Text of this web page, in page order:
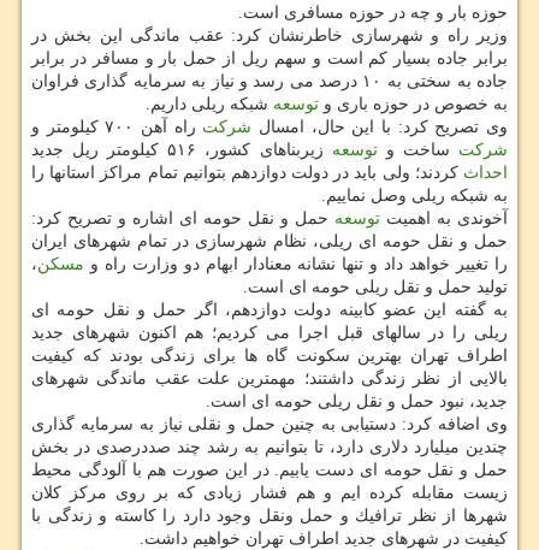
حوزه بار و چه در حوزه مسافری است.
وزیر راه و شهرسازی خاطرنشان كرد: عقب ماندگی این بخش در
برابر جاده بسیار كم است و سهم ریل از حمل بار و مسافر در برابر
جاده به سختی به ۱۰ درصد می رسد و نیاز به سرمایه گذاری فراوان
به خصوص در حوزه باری و توسعه شبكه ریلی داریم.
وی تصریح كرد: با این حال، امسال شركت راه آهن ۷۰۰ كیلومتر و
شركت ساخت وتوسعه زیربناهای كشور، ۵۱۶ كیلومتر ریل جدید
احداث كردند؛ ولی باید در دولت دوازدهم بتوانیم تمام مراكز استانها را
به شبكه ریلی وصل نماییم.
آخوندی به اهمیت توسعه حمل و نقل حومه ای اشاره و تصریح كرد:
حمل و نقل حومه ای ریلی، نظام شهرسازی در تمام شهرهای ایران
را تغییر خواهد داد و تنها نشانه معنادار ابهام دو وزارت راه و مسكن،
تولید حمل و نقل ریلی حومه ای است.
به گفته این عضو كابینه دولت دوازدهم، اگر حمل و نقل حومه ای
ریلی را در سالهای قبل اجرا می كردیم؛ هم اكنون شهرهای جدید
اطراف تهران بهترین سكونت گاه ها برای زندگی بودند كه كیفیت
بالایی از نظر زندگی داشتند؛ مهمترین علت عقب ماندگی شهرهای
جدید، نبود حمل و نقل ریلی حومه ای است.
وی اضافه كرد: دستیابی به چنین حمل و نقلی نیاز به سرمایه گذاری
چندین میلیارد دلاری دارد، تا بتوانیم به رشد چند صددرصدی در بخش
حمل و نقل حومه ای دست یابیم. در این صورت هم با آلودگی محیط
زیست مقابله كرده ایم و هم فشار زیادی كه بر روی مركز كلان
شهرها از نظر ترافیك و حمل ونقل وجود دارد را كاسته و زندگی با
كیفیت در شهرهای جدید اطراف تهران خواهیم داشت.